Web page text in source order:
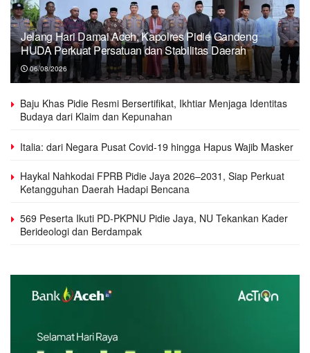
Jelang Hari Damai Aceh, Kapolres Pidie Gandeng
HUDA Perkuat Persatuan dan Stabilitas Daerah
06/08/2026
Baju Khas Pidie Resmi Bersertifikat, Ikhtiar Menjaga Identitas
Budaya dari Klaim dan Kepunahan
Italia: dari Negara Pusat Covid-19 hingga Hapus Wajib Masker
Haykal Nahkodai FPRB Pidie Jaya 2026–2031, Siap Perkuat
Ketangguhan Daerah Hadapi Bencana
569 Peserta Ikuti PD-PKPNU Pidie Jaya, NU Tekankan Kader
Berideologi dan Berdampak